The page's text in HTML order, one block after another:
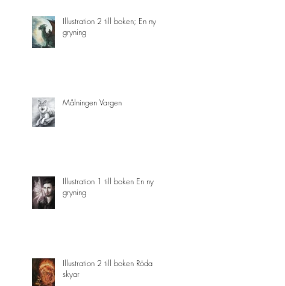
Illustration 2 till boken; En ny
gryning
Målningen Vargen
Illustration 1 till boken En ny
gryning
Illustration 2 till boken Röda
skyar